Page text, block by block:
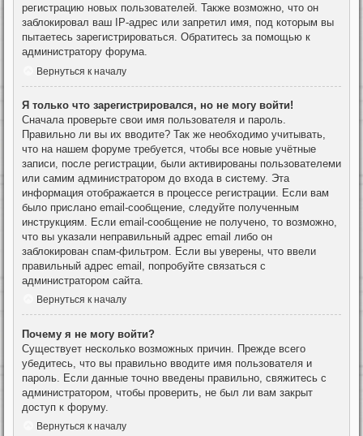
регистрацию новых пользователей. Также возможно, что он
заблокировал ваш IP-адрес или запретил имя, под которым вы
пытаетесь зарегистрироваться. Обратитесь за помощью к
администратору форума.
Вернуться к началу
Я только что зарегистрировался, но не могу войти!
Сначала проверьте свои имя пользователя и пароль.
Правильно ли вы их вводите? Так же необходимо учитывать,
что на нашем форуме требуется, чтобы все новые учётные
записи, после регистрации, были активированы пользователеми
или самим администратором до входа в систему. Эта
информация отображается в процессе регистрации. Если вам
было прислано email-сообщение, следуйте полученным
инструкциям. Если email-сообщение не получено, то возможно,
что вы указали неправильный адрес email либо он
заблокирован спам-фильтром. Если вы уверены, что ввели
правильный адрес email, попробуйте связаться с
администратором сайта.
Вернуться к началу
Почему я не могу войти?
Существует несколько возможных причин. Прежде всего
убедитесь, что вы правильно вводите имя пользователя и
пароль. Если данные точно введены правильно, свяжитесь с
администратором, чтобы проверить, не был ли вам закрыт
доступ к форуму.
Вернуться к началу